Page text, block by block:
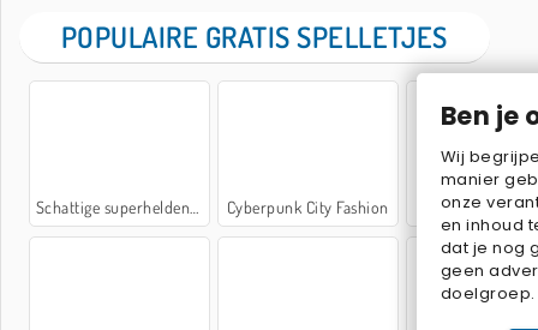
Ben je
Wij
manier
onze
en inhoud
dat je nog
geen
doelgroep.
POPULAIRE GRATIS SPELLETJES
Schattige superheldenmaker Cyberpunk City Fashion Barbiecore